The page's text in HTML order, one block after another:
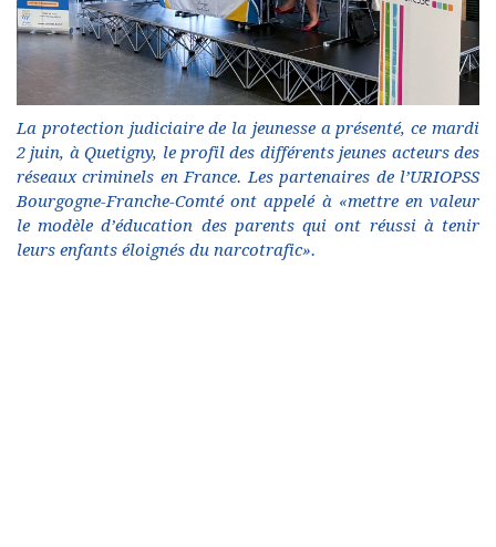
La protection judiciaire de la jeunesse a présenté, ce mardi
2 juin, à Quetigny, le profil des différents jeunes acteurs des
réseaux criminels en France. Les partenaires de l’URIOPSS
Bourgogne-Franche-Comté ont appelé à «mettre en valeur
le modèle d’éducation des parents qui ont réussi à tenir
leurs enfants éloignés du narcotrafic».